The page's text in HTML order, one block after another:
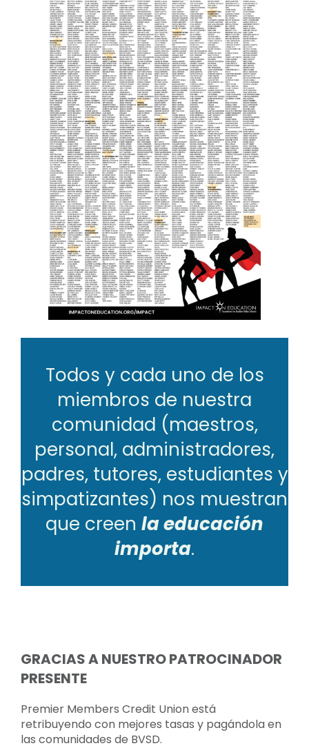
Todos y cada uno de los
miembros de nuestra
comunidad (maestros,
personal, administradores,
padres, tutores, estudiantes y
simpatizantes) nos muestran
que creen la educación
importa.
GRACIAS A NUESTRO PATROCINADOR
PRESENTE
Premier Members Credit Union está
retribuyendo con mejores tasas y pagándola en
las comunidades de BVSD.